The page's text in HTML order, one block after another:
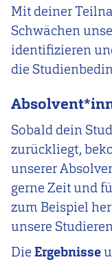
Mit deiner
Schwächen
identifizieren
die
Sobald dein
zurückliegt,
unserer
gerne Zeit und
zum Beispiel
unsere
Die Ergebnisse